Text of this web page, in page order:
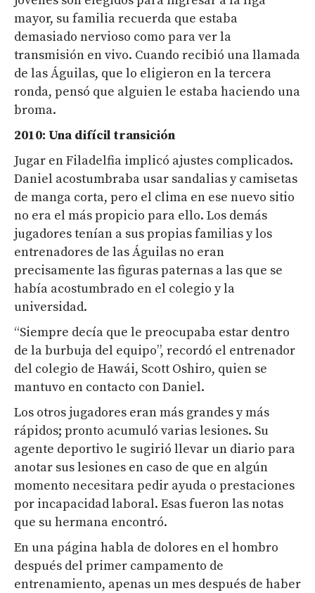
mayor, su familia recuerda que estaba
demasiado nervioso como para ver la
transmisión en vivo. Cuando recibió una llamada
de las Águilas, que lo eligieron en la tercera
ronda, pensó que alguien le estaba haciendo una
broma.
2010: Una difícil transición
Jugar en Filadelfia implicó ajustes complicados.
Daniel acostumbraba usar sandalias y camisetas
de manga corta, pero el clima en ese nuevo sitio
no era el más propicio para ello. Los demás
jugadores tenían a sus propias familias y los
entrenadores de las Águilas no eran
precisamente las figuras paternas a las que se
había acostumbrado en el colegio y la
universidad.
“Siempre decía que le preocupaba estar dentro
de la burbuja del equipo”, recordó el entrenador
del colegio de Hawái, Scott Oshiro, quien se
mantuvo en contacto con Daniel.
Los otros jugadores eran más grandes y más
rápidos; pronto acumuló varias lesiones. Su
agente deportivo le sugirió llevar un diario para
anotar sus lesiones en caso de que en algún
momento necesitara pedir ayuda o prestaciones
por incapacidad laboral. Esas fueron las notas
que su hermana encontró.
En una página habla de dolores en el hombro
después del primer campamento de
entrenamiento, apenas un mes después de haber